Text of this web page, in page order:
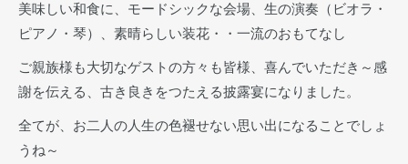
美味しい和食に、モードシックな会場、生の演奏（ビオラ・
ピアノ・琴）、素晴らしい装花・・一流のおもてなし
ご親族様も大切なゲストの方々も皆様、喜んでいただき～感
謝を伝える、古き良きをつたえる披露宴になりました。
全てが、お二人の人生の色褪せない思い出になることでしょ
うね～